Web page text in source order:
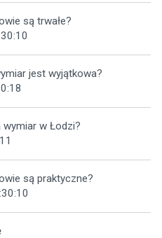
są trwałe?
jest wyjątkowa?
w Łodzi?
są praktyczne?